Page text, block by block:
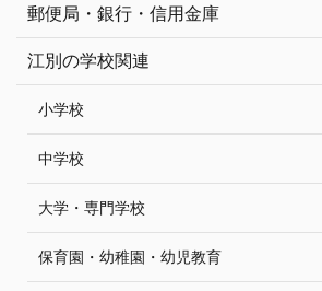
郵便局・銀行・信用金庫
江別の学校関連
小学校
中学校
大学・専門学校
保育園・幼稚園・幼児教育